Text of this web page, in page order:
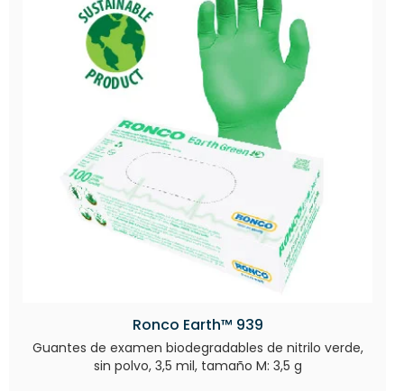
Ronco Earth™ 939
Guantes de examen biodegradables de nitrilo verde,
sin polvo, 3,5 mil, tamaño M: 3,5 g